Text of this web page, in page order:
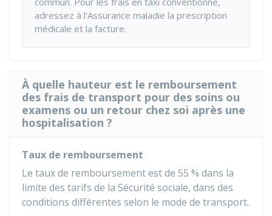
adressez à l'Assurance maladie la prescription
médicale et la facture.
À quelle hauteur est le remboursement
des frais de transport pour des soins ou
examens ou un retour chez soi après une
hospitalisation ?
Taux de remboursement
Le taux de remboursement est de 55 % dans la
limite des tarifs de la Sécurité sociale, dans des
conditions différentes selon le mode de transport.